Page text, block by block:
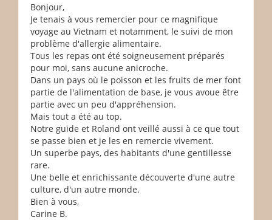
Bonjour,
Je tenais à vous remercier pour ce magnifique
voyage au Vietnam et notamment, le suivi de mon
problème d'allergie alimentaire.
Tous les repas ont été soigneusement préparés
pour moi, sans aucune anicroche.
Dans un pays où le poisson et les fruits de mer font
partie de l'alimentation de base, je vous avoue être
partie avec un peu d'appréhension.
Mais tout a été au top.
Notre guide et Roland ont veillé aussi à ce que tout
se passe bien et je les en remercie vivement.
Un superbe pays, des habitants d'une gentillesse
rare.
Une belle et enrichissante découverte d'une autre
culture, d'un autre monde.
Bien à vous,
Carine B.